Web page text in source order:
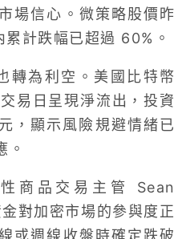
場信心。微策略股價昨
計跌幅已超過 60%。
轉為利空。美國比特幣
易日呈現淨流出，投資
，顯示風險規避情緒已
。
商品交易主管 Sean
對加密市場的參與度正